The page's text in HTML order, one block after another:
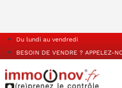
Du lundi au vendredi
BESOIN DE VENDRE ? APPELEZ-